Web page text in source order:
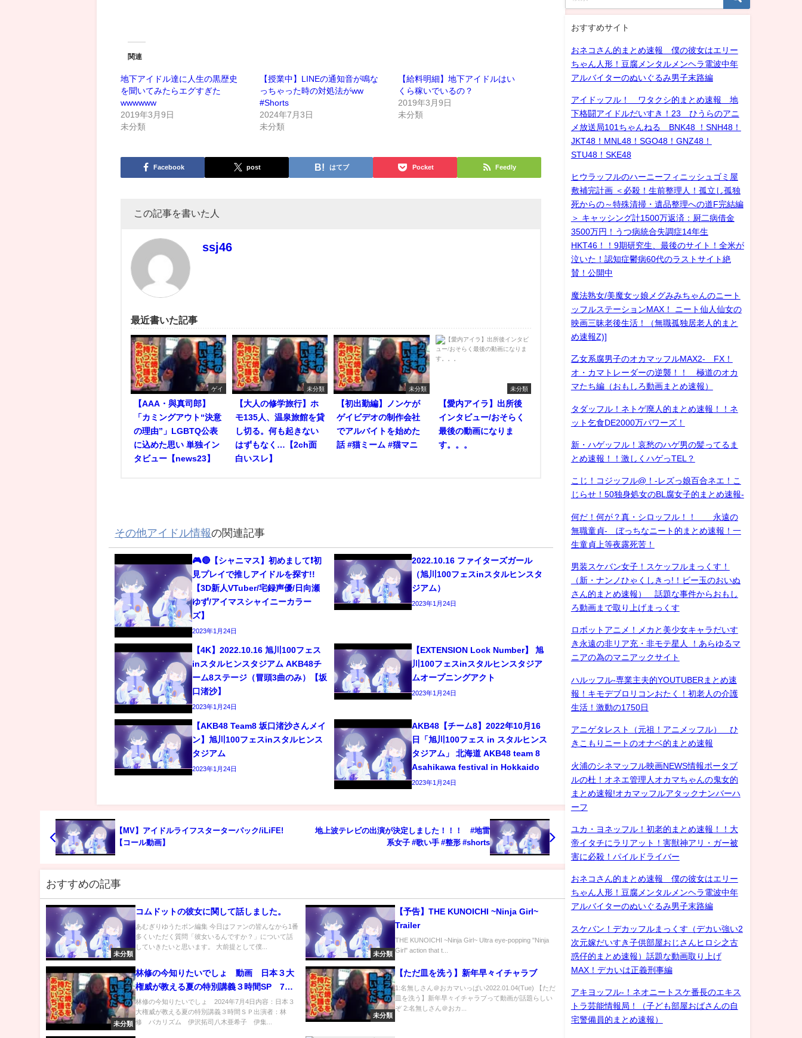
関連
地下アイドル達に人生の黒歴史
を聞いてみたらエグすぎた
wwwwww
2019年3月9日
未分類
【授業中】LINEの通知音が鳴な
っちゃった時の対処法がww
#Shorts
2024年7月3日
未分類
【給料明細】地下アイドルはい
くら稼いでいるの？
2019年3月9日
未分類
Facebook post はてブ Pocket Feedly
この記事を書いた人
ssj46
最近書いた記事
ゲイ
【AAA・與真司郎】
「カミングアウト“決意
の理由”」LGBTQ公表
に込めた思い 単独イン
タビュー【news23】
未分類
【大人の修学旅行】ホ
モ135人、温泉旅館を貸
し切る。何も起きない
はずもなく…【2ch面
白いスレ】
未分類
【初出勤編】ノンケが
ゲイビデオの制作会社
でアルバイトを始めた
話 #猫ミーム #猫マニ
未分類
【愛内アイラ】出所後
インタビュー/おそらく
最後の動画になりま
す。。。
その他アイドル情報の関連記事
🎮🔴【シャニマス】初めまして❗️初
見プレイで推しアイドルを探す!!
【3D新人VTuber/宅録声優/日向瀬
ゆず/アイマスシャイニーカラー
ズ】
2023年1月24日
2022.10.16 ファイターズガール
（旭川100フェスinスタルヒンスタ
ジアム）
2023年1月24日
【4K】2022.10.16 旭川100フェス
inスタルヒンスタジアム AKB48チ
ーム8ステージ（冒頭3曲のみ）【坂
口渚沙】
2023年1月24日
【EXTENSION Lock Number】 旭
川100フェスinスタルヒンスタジア
ムオープニングアクト
2023年1月24日
【AKB48 Team8 坂口渚沙さんメイ
ン】旭川100フェスinスタルヒンス
タジアム
2023年1月24日
AKB48【チーム8】2022年10月16
日「旭川100フェス in スタルヒンス
タジアム」 北海道 AKB48 team 8
Asahikawa festival in Hokkaido
2023年1月24日
【MV】アイドルライフスターターパック/iLiFE!
【コール動画】
地上波テレビの出演が決定しました！！！ #地雷
系女子 #歌い手 #整形 #shorts
おすすめの記事
未分類
コムドットの彼女に関して話しました。
あむぎりゆうたボン編集 今日はファンの皆んなから1番
多くいただく質問「彼女いるんですか？」について話
していきたいと思います。 大前提として僕...
未分類
【予告】THE KUNOICHI ~Ninja Girl~
Trailer
THE KUNOICHI ~Ninja Girl~ Ultra eye-popping "Ninja
Girl" action that t...
未分類
林修の今知りたいでしょ 動画 日本３大
権威が教える夏の特別講義３時間SP 7月4
日
林修の今知りたいでしょ 2024年7月4日内容：日本３
大権威が教える夏の特別講義３時間ＳＰ出演者：林
修 バカリズム 伊沢拓司八木亜希子 伊集...
未分類
【ただ皿を洗う】新年早々イチャラブ
1:名無しさん＠おカマいっぱい2022.01.04(Tue) 【ただ
皿を洗う】新年早々イチャラブって動画が話題らしい
ぞ 2:名無しさん＠おカ...
おすすめサイト
おネコさん的まとめ速報 僕の彼女はエリー
ちゃん人形！豆腐メンタルメンヘラ電波中年
アルバイターのぬいぐるみ男子末路編
アイドッフル！ ワタクシ的まとめ速報 地
下格闘アイドルだいすき！23 ひうらのアニ
メ放送局101ちゃんねる BNK48 ！SNH48！
JKT48！MNL48！SGO48！GNZ48！
STU48！SKE48
ヒウラッフルのハーニーフィニッシュゴミ屋
敷補完計画 ＜必殺！生前整理人！孤立し孤独
死からの～特殊清掃・遺品整理への道F完結編
＞ キャッシング計1500万返済：厨二病借金
3500万円！うつ病統合失調症14年生
HKT46！！9期研究生、最後のサイト！全米が
泣いた！認知症鬱病60代のラストサイト絶
賛！公開中
魔法熟女/美魔女ッ娘メグみみちゃんのニート
ッフルステーションMAX！ ニート仙人仙女の
映画三昧老後生活！（無職孤独居老人的まと
め速報Z)]
乙女系腐男子のオカマッフルMAX2- FX！
オ・カマトレーダーの逆襲！！ 極道のオカ
マたち編（おもしろ動画まとめ速報）
タダッフル！ネトゲ廃人的まとめ速報！！ネ
ット乞食DE2000万パワーズ！
新・ハゲッフル！哀愁のハゲ男の髪ってるま
とめ速報！！激しくハゲっTEL？
こじ！コジッフル@！-レズっ娘百合ネエ！こ
じらせ！50独身処女のBL腐女子的まとめ速報-
何だ！何が？真・シロッフル！！ 永遠の
無職童貞- ぼっちなニート的まとめ速報！一
生童貞上等夜露死苦！
男装スケバン女子！スケッフルまっくす！
（新・ナンノひゃくしきっ!！ビー玉のおいぬ
さん的まとめ速報） 話題な事件からおもし
ろ動画まで取り上げまっくす
ロボットアニメ！メカと美少女キャラだいす
き永遠の非リア充・非モテ星人 ！あらゆるマ
ニアの為のマニアックサイト
ハルッフル-専業主夫的YOUTUBERまとめ速
報！キモデブロリコンおたく！初老人の介護
生活！激動の1750日
アニゲタレスト（元祖！アニメッフル） ひ
きこもりニートのオナベ的まとめ速報
火浦のシネマッフル映画NEWS情報ポータブ
ルの杜！オネエ管理人オカマちゃんの鬼女的
まとめ速報!オカマッフルアタックナンバーハ
ーフ
ユカ・ヨネッフル！初老的まとめ速報！！大
帝イタチにラリアット！害獣神アリ・ガー被
害に必殺！パイルドライバー
おネコさん的まとめ速報 僕の彼女はエリー
ちゃん人形！豆腐メンタルメンヘラ電波中年
アルバイターのぬいぐるみ男子末路編
スケバン！デカッフルまっくす（デカい強い2
次元嫁だいすき子供部屋おじさんヒロシ之古
惑仔的まとめ速報）話題な動画取り上げ
MAX！デカいは正義刑事編
アキヨッフル-！ネオニートスケ番長のエキス
トラ芸能情報局！（子ども部屋おばさんの自
宅警備員的まとめ速報）